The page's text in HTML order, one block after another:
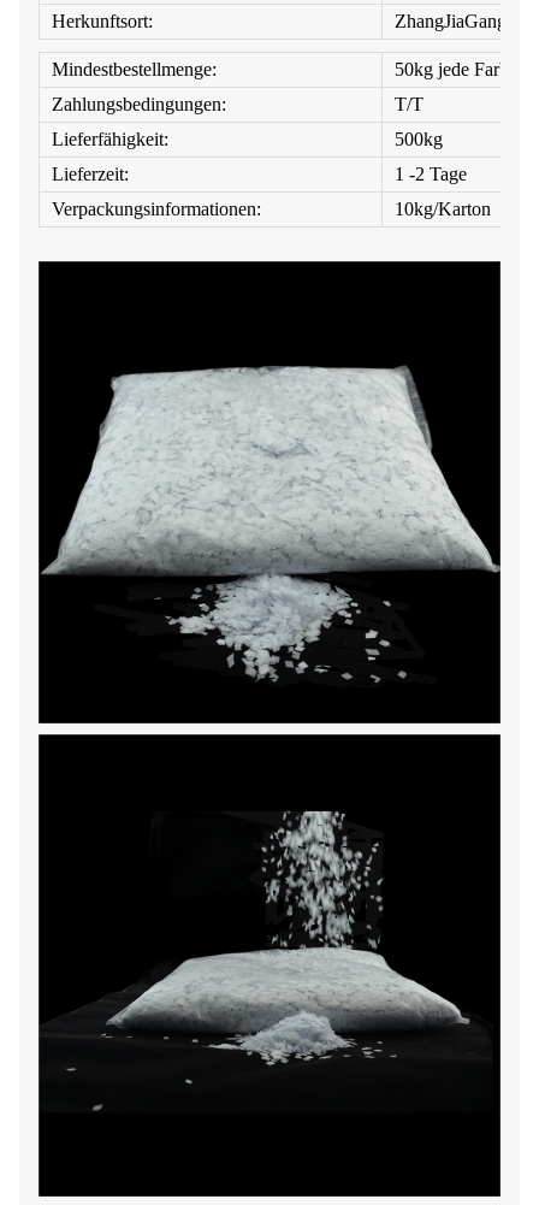
Herkunftsort: ZhangJiaGang
Mindestbestellmenge:
50kg jede Farbe
Zahlungsbedingungen:
T/T
Lieferfähigkeit:
500kg
Lieferzeit:
1 -2 Tage
Verpackungsinformationen:
10kg/Karton